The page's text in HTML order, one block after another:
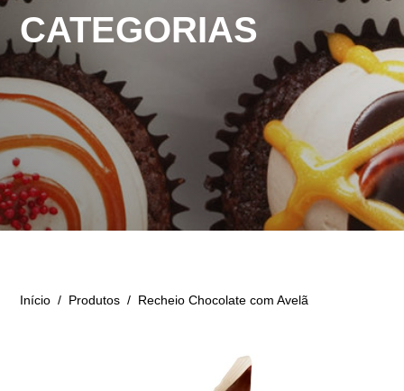
CATEGORIAS
Início / Produtos / Recheio Chocolate com Avelã